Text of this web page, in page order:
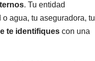
. Tu entidad
agua, tu aseguradora, tu
te identifiques con una